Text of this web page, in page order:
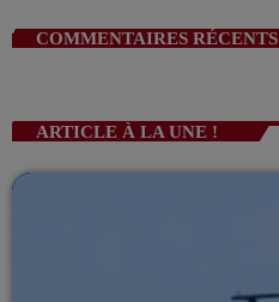
COMMENTAIRES RÉCENTS
ARTICLE À LA UNE !